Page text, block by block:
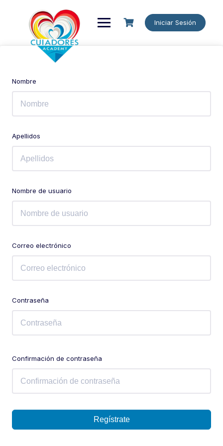
Iniciar Sesión
Nombre
Apellidos
Nombre de usuario
Correo electrónico
Contraseña
Confirmación de contraseña
Regístrate